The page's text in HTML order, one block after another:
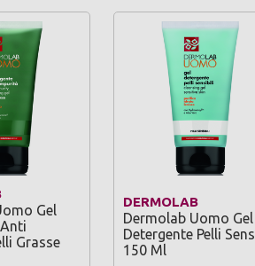
Gel
Grasse
DERMOLAB
Dermolab Uomo Gel
Detergente Pelli
150 Ml